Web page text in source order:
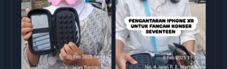
Sewa iphone jakarta Sewa iphone jakarta